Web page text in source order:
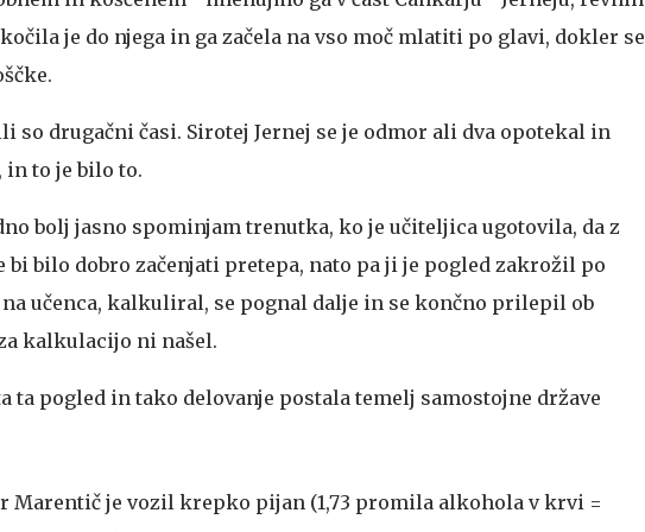
je do njega in ga začela na vso moč mlatiti po glavi, dokler se
so drugačni časi. Sirotej Jernej se je odmor ali dva opotekal in
in to je bilo to.
bolj jasno spominjam trenutka, ko je učiteljica ugotovila, da z
bilo dobro začenjati pretepa, nato pa ji je pogled zakrožil po
učenca, kalkuliral, se pognal dalje in se končno prilepil ob
kalkulacijo ni našel.
ta pogled in tako delovanje postala temelj samostojne države